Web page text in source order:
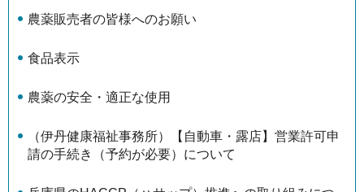
農薬販売者の皆様へのお願い
食品表示
農薬の安全・適正な使用
（伊丹健康福祉事務所）【自動車・露店】営業許可申
請の手続き（予約が必要）について